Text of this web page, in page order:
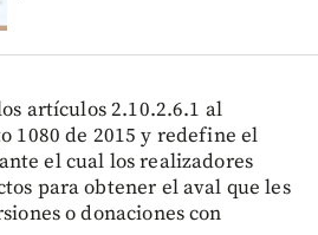
artículos 2.10.2.6.1 al
1080 de 2015 y redefine el
el cual los realizadores
para obtener el aval que les
o donaciones con